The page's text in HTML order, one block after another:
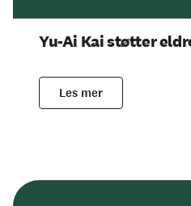
Yu-Ai Kai støtter
Les mer